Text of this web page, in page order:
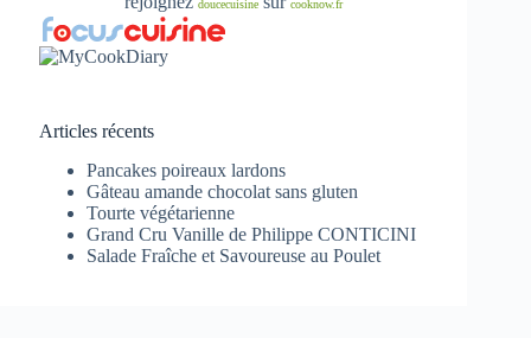
doucecuisine cooknow.fr
Articles récents
Pancakes poireaux lardons
Gâteau amande chocolat sans gluten
Tourte végétarienne
Grand Cru Vanille de Philippe CONTICINI
Salade Fraîche et Savoureuse au Poulet